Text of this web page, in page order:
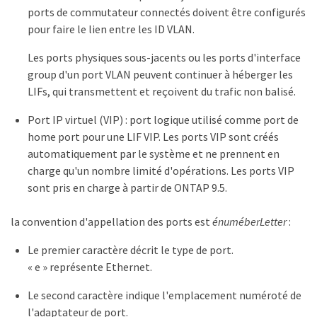
ports de commutateur connectés doivent être configurés
pour faire le lien entre les ID VLAN.
Les ports physiques sous-jacents ou les ports d'interface
group d'un port VLAN peuvent continuer à héberger les
LIFs, qui transmettent et reçoivent du trafic non balisé.
Port IP virtuel (VIP) : port logique utilisé comme port de
home port pour une LIF VIP. Les ports VIP sont créés
automatiquement par le système et ne prennent en
charge qu'un nombre limité d'opérations. Les ports VIP
sont pris en charge à partir de ONTAP 9.5.
la convention d'appellation des ports est énuméberLetter:
Le premier caractère décrit le type de port.
« e » représente Ethernet.
Le second caractère indique l'emplacement numéroté de
l'adaptateur de port.